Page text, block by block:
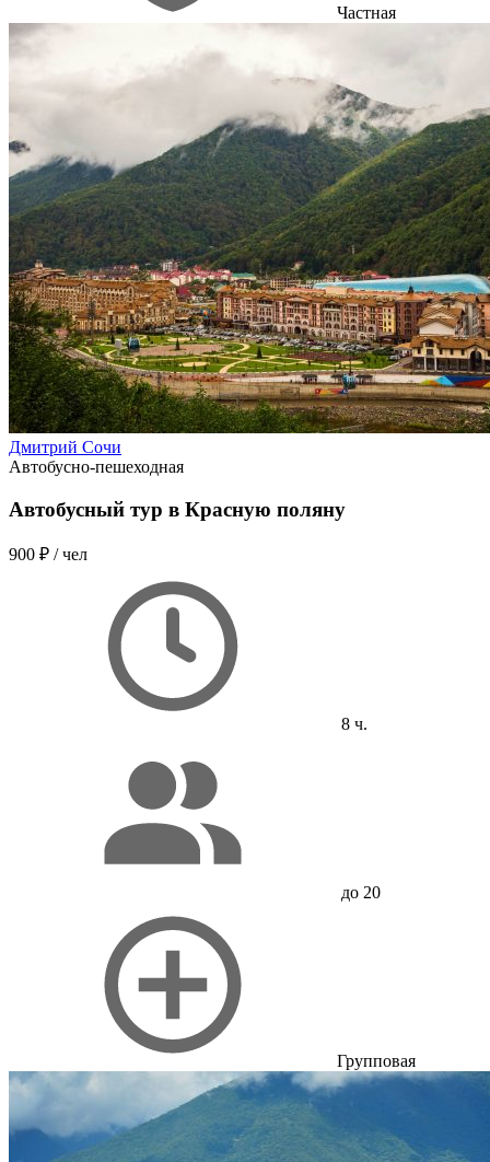
Частная
Дмитрий Сочи
Автобусно-пешеходная
Автобусный тур в Красную поляну
900 ₽ / чел
8 ч.
до 20
Групповая